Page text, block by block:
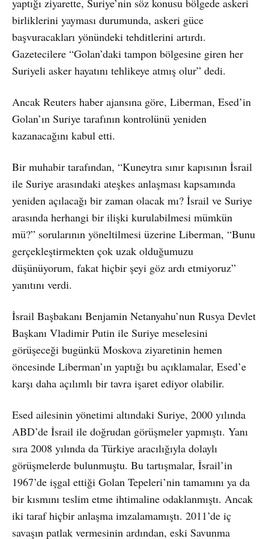
birliklerini yayması durumunda, askeri güce
başvuracakları yönündeki tehditlerini artırdı.
Gazetecilere “Golan’daki tampon bölgesine giren her
Suriyeli asker hayatını tehlikeye atmış olur” dedi.
Ancak Reuters haber ajansına göre, Liberman, Esed’in
Golan’ın Suriye tarafının kontrolünü yeniden
kazanacağını kabul etti.
Bir muhabir tarafından, “Kuneytra sınır kapısının İsrail
ile Suriye arasındaki ateşkes anlaşması kapsamında
yeniden açılacağı bir zaman olacak mı? İsrail ve Suriye
arasında herhangi bir ilişki kurulabilmesi mümkün
mü?” sorularının yöneltilmesi üzerine Liberman, “Bunu
gerçekleştirmekten çok uzak olduğumuzu
düşünüyorum, fakat hiçbir şeyi göz ardı etmiyoruz”
yanıtını verdi.
İsrail Başbakanı Benjamin Netanyahu’nun Rusya Devlet
Başkanı Vladimir Putin ile Suriye meselesini
görüşeceği bugünkü Moskova ziyaretinin hemen
öncesinde Liberman’ın yaptığı bu açıklamalar, Esed’e
karşı daha açılımlı bir tavra işaret ediyor olabilir.
Esed ailesinin yönetimi altındaki Suriye, 2000 yılında
ABD’de İsrail ile doğrudan görüşmeler yapmıştı. Yanı
sıra 2008 yılında da Türkiye aracılığıyla dolaylı
görüşmelerde bulunmuştu. Bu tartışmalar, İsrail’in
1967’de işgal ettiği Golan Tepeleri’nin tamamını ya da
bir kısmını teslim etme ihtimaline odaklanmıştı. Ancak
iki taraf hiçbir anlaşma imzalamamıştı. 2011’de iç
savaşın patlak vermesinin ardından, eski Savunma